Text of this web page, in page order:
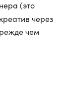
(это
через
чем